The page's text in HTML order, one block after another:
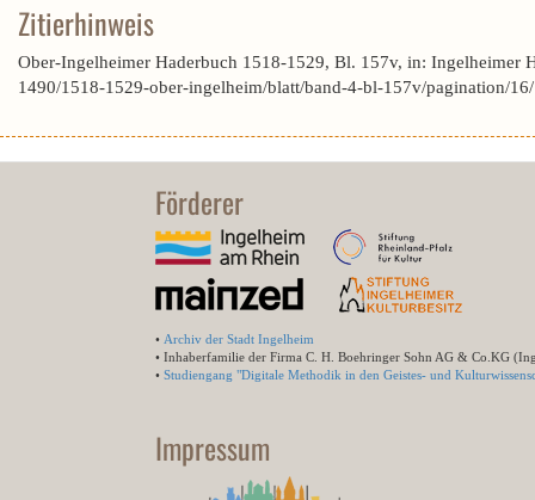
Zitierhinweis
Ober-Ingelheimer Haderbuch 1518-1529, Bl. 157v, in: Ingelheimer
1490/1518-1529-ober-ingelheim/blatt/band-4-bl-157v/pagination/
Förderer
• Archiv der Stadt Ingelheim
• Inhaberfamilie der Firma C. H. Boehringer Sohn AG & Co.KG
• Studiengang "Digitale Methodik in den Geistes- und
Impressum